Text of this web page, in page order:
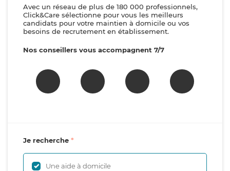
Avec un réseau de plus de 180 000 professionnels,
Click&Care sélectionne pour vous les meilleurs
candidats pour votre maintien à domicile ou vos
besoins de recrutement en établissement.
Nos conseillers vous accompagnent 7/7
Je recherche
Une aide à domicile